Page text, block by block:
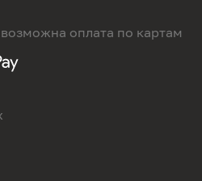
оплата по картам